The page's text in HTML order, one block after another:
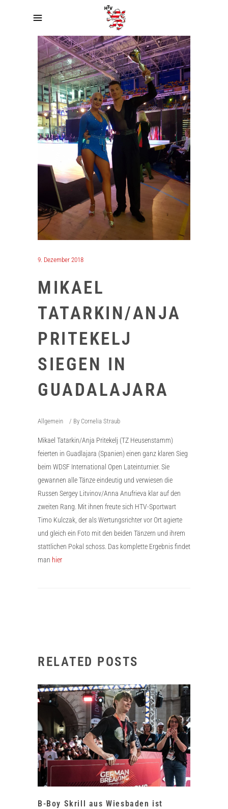
9. Dezember 2018
MIKAEL
TATARKIN/ANJA
PRITEKELJ
SIEGEN IN
GUADALAJARA
Allgemein By Cornelia Straub
Mikael Tatarkin/Anja Pritekelj (TZ Heusenstamm)
feierten in Guadlajara (Spanien) einen ganz klaren Sieg
beim WDSF International Open Lateinturnier. Sie
gewannen alle Tänze eindeutig und verwiesen die
Russen Sergey Litvinov/Anna Anufrieva klar auf den
zweiten Rang. Mit ihnen freute sich HTV-Sportwart
Timo Kulczak, der als Wertungsrichter vor Ort agierte
und gleich ein Foto mit den beiden Tänzern und ihrem
stattlichen Pokal schoss. Das komplette Ergebnis findet
man hier
RELATED POSTS
B-Boy Skrill aus Wiesbaden ist